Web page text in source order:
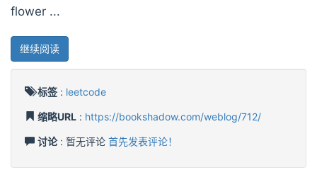
flower ...
继续阅读
标签 : leetcode
缩略URL : https://bookshadow.com/weblog/712/
讨论: 暂无评论 首先发表评论！